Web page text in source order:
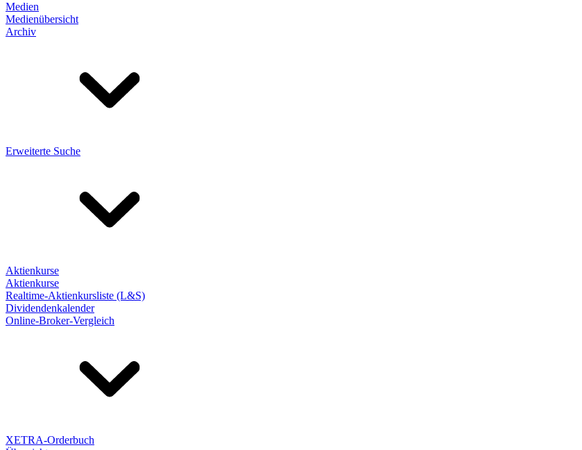
Medien
Medienübersicht
Archiv
Erweiterte Suche
Aktienkurse
Aktienkurse
Realtime-Aktienkursliste (L&S)
Dividendenkalender
Online-Broker-Vergleich
XETRA-Orderbuch